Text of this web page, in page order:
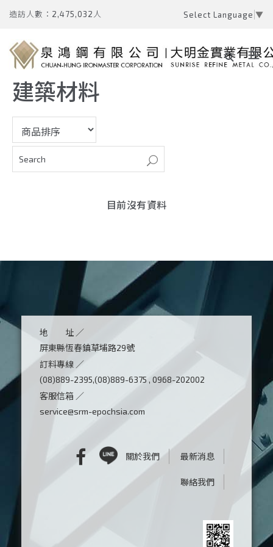
造訪人數：2,475,032人 Select Language ▼
建築材料
目前沒有資料
地 址 ／
屏東縣恆春鎮草埔路29號
訂料專線 ／
(08)889-2395,(08)889-6375 , 0968-202002
客服信箱 ／
service@srm-epochsia.com
關於我們 最新消息
聯絡我們